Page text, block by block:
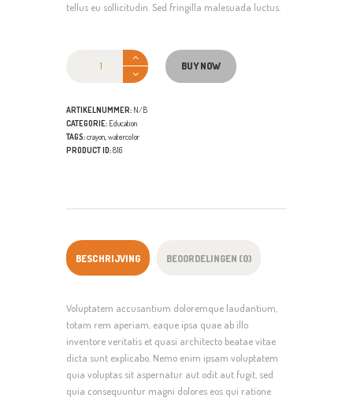
tellus eu sollicitudin. Sed fringilla malesuada luctus.
BUY NOW
ARTIKELNUMMER: N/B
CATEGORIE: Education
TAGS:crayon watercolor
PRODUCT ID:816
BESCHRIJVING BEOORDELINGEN (0)
Voluptatem accusantium doloremque laudantium,
totam rem aperiam, eaque ipsa quae ab illo
inventore veritatis et quasi architecto beatae vitae
dicta sunt explicabo. Nemo enim ipsam voluptatem
quia voluptas sit aspernatur aut odit aut fugit, sed
quia consequuntur magni dolores eos qui ratione